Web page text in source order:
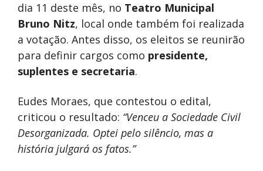
dia 11 deste mês, no Teatro Municipal
Bruno Nitz, local onde também foi realizada
a votação. Antes disso, os eleitos se reunirão
para definir cargos como presidente,
suplentes e secretaria.
Eudes Moraes, que contestou o edital,
criticou o resultado: “Venceu a Sociedade Civil
Desorganizada. Optei pelo silêncio, mas a
história julgará os fatos.”